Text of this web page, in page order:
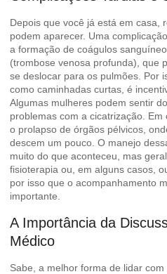
Depois que você já está em casa,
podem aparecer. Uma
a formação de coágulos
(trombose venosa profunda), que
se deslocar para os pulmões. Por
como caminhadas curtas, é
Algumas mulheres podem sentir
problemas com a cicatrização.
o prolapso de órgãos pélvicos,
descem um pouco. O manejo
muito do que aconteceu, mas
fisioterapia ou, em alguns casos,
por isso que o acompanhamento
importante.
A Importância da
Médico
Sabe, a melhor forma de lidar